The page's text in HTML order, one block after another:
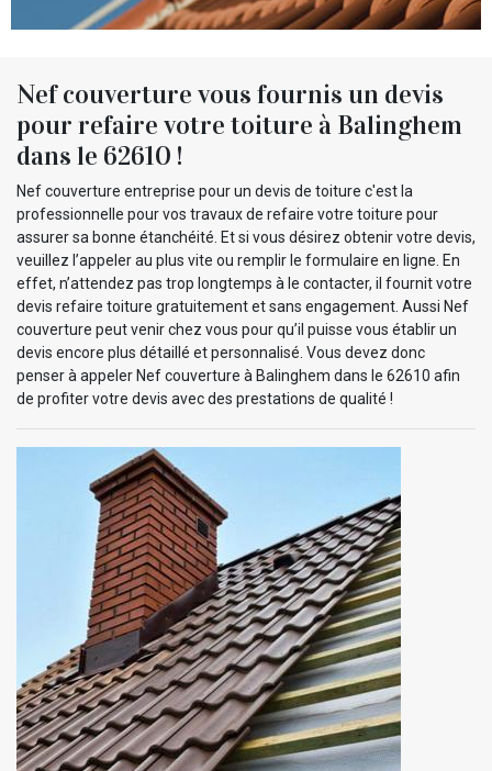
Nef couverture vous fournis un devis
pour refaire votre toiture à Balinghem
dans le 62610 !
Nef couverture entreprise pour un devis de toiture c'est la
professionnelle pour vos travaux de refaire votre toiture pour
assurer sa bonne étanchéité. Et si vous désirez obtenir votre devis,
veuillez l’appeler au plus vite ou remplir le formulaire en ligne. En
effet, n’attendez pas trop longtemps à le contacter, il fournit votre
devis refaire toiture gratuitement et sans engagement. Aussi Nef
couverture peut venir chez vous pour qu’il puisse vous établir un
devis encore plus détaillé et personnalisé. Vous devez donc
penser à appeler Nef couverture à Balinghem dans le 62610 afin
de profiter votre devis avec des prestations de qualité !